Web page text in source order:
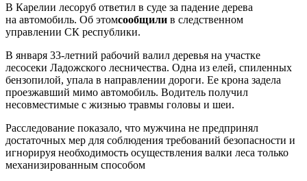
В Карелии лесоруб ответил в суде за падение дерева
на автомобиль. Об этомсообщили в следственном
управлении СК республики.
В января 33-летний рабочий валил деревья на участке
лесосеки Ладожского лесничества. Одна из елей, спиленных
бензопилой, упала в направлении дороги. Ее крона задела
проезжавший мимо автомобиль. Водитель получил
несовместимые с жизнью травмы головы и шеи.
Расследование показало, что мужчина не предпринял
достаточных мер для соблюдения требований безопасности и
игнорируя необходимость осуществления валки леса только
механизированным способом